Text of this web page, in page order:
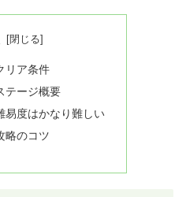
リア条件
テージ概要
易度はかなり難しい
略のコツ